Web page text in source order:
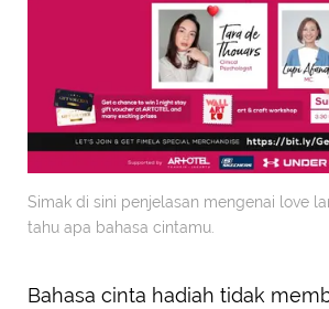
Simak di sini penjelasan mengenai love
tahu apa bahasa cintamu.
Bahasa cinta hadiah tidak